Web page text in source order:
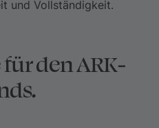
und Vollständigkeit.
den ARK-